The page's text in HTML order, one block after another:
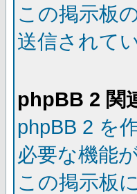
この掲示板
送信されて
phpBB 2 関
phpBB 2 を
必要な機能
この掲示板